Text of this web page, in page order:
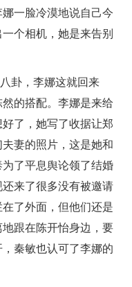
一脸冷漠地说自己今
个相机，她是来告别
卦，李娜这就回来
的搭配。李娜是来给
了，她写了收据让郑
妻的照片，这是她和
了平息舆论领了结婚
来了很多没有被邀请
了外面，但他们还是
跟在陈开怡身边，要
秦敏也认可了李娜的